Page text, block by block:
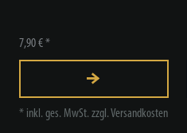
7,90 € *
* inkl. ges. MwSt. zzgl.Versandkosten